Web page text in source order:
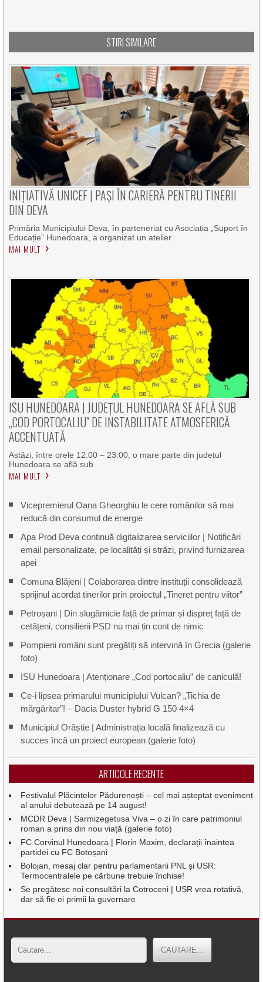
STIRI SIMILARE
INIȚIATIVĂ UNICEF | PAȘI ÎN CARIERĂ PENTRU TINERII
DIN DEVA
Primăria Municipiului Deva, în parteneriat cu Asociația „Suport în
Educație” Hunedoara, a organizat un atelier
MAI MULT
ISU HUNEDOARA | JUDEȚUL HUNEDOARA SE AFLĂ SUB
„COD PORTOCALIU” DE INSTABILITATE ATMOSFERICĂ
ACCENTUATĂ
Astăzi, între orele 12:00 – 23:00, o mare parte din județul
Hunedoara se află sub
MAI MULT
Vicepremierul Oana Gheorghiu le cere românilor să mai
reducă din consumul de energie
Apa Prod Deva continuă digitalizarea serviciilor | Notificări
email personalizate, pe localități și străzi, privind furnizarea
apei
Comuna Blăjeni | Colaborarea dintre instituții consolidează
sprijinul acordat tinerilor prin proiectul „Tineret pentru viitor”
Petroșani | Din slugărnicie față de primar și dispreț față de
cetățeni, consilierii PSD nu mai țin cont de nimic
Pompierii români sunt pregătiți să intervină în Grecia (galerie
foto)
ISU Hunedoara | Atenționare „Cod portocaliu” de caniculă!
Ce-i lipsea primarului municipiului Vulcan? „Tichia de
mărgăritar”! – Dacia Duster hybrid G 150 4×4
Municipiul Orăștie | Administrația locală finalizează cu
succes încă un proiect european (galerie foto)
ARTICOLE RECENTE
Festivalul Plăcintelor Pădurenești – cel mai așteptat eveniment
al anului debutează pe 14 august!
MCDR Deva | Sarmizegetusa Viva – o zi în care patrimoniul
roman a prins din nou viață (galerie foto)
FC Corvinul Hunedoara | Florin Maxim, declarații înaintea
partidei cu FC Botoșani
Bolojan, mesaj clar pentru parlamentarii PNL și USR:
Termocentralele pe cărbune trebuie închise!
Se pregătesc noi consultări la Cotroceni | USR vrea rotativă,
dar să fie ei primii la guvernare